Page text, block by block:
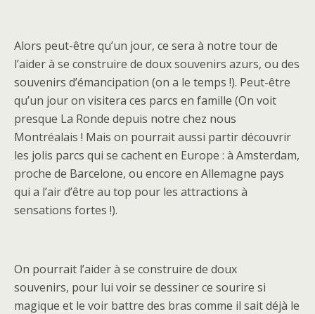
Alors peut-être qu’un jour, ce sera à notre tour de
l’aider à se construire de doux souvenirs azurs, ou des
souvenirs d’émancipation (on a le temps !). Peut-être
qu’un jour on visitera ces parcs en famille (On voit
presque La Ronde depuis notre chez nous
Montréalais ! Mais on pourrait aussi partir découvrir
les jolis parcs qui se cachent en Europe : à Amsterdam,
proche de Barcelone, ou encore en Allemagne pays
qui a l’air d’être au top pour les attractions à
sensations fortes !).
On pourrait l’aider à se construire de doux
souvenirs, pour lui voir se dessiner ce sourire si
magique et le voir battre des bras comme il sait déjà le